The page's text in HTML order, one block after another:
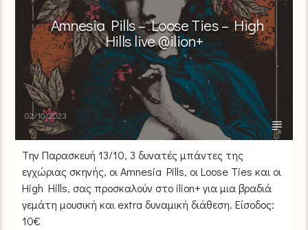
Amnesia Pills – Loose Ties – High
Hills live @ilion+
02/10/2023
Την Παρασκευή 13/10, 3 δυνατές μπάντες της
εγχώριας σκηνής, οι Amnesia Pills, οι Loose Ties και οι
High Hills, σας προσκαλούν στο ilion+ για μια βραδιά
γεμάτη μουσική και extra δυναμική διάθεση. Είσοδος:
10€